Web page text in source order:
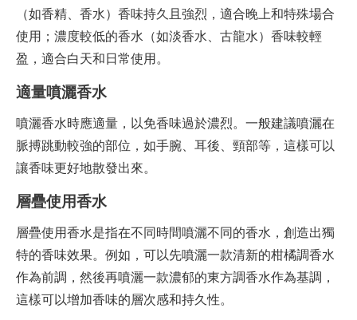
（如香精、香水）香味持久且強烈，適合晚上和特殊場合
使用；濃度較低的香水（如淡香水、古龍水）香味較輕
盈，適合白天和日常使用。
適量噴灑香水
噴灑香水時應適量，以免香味過於濃烈。一般建議噴灑在
脈搏跳動較強的部位，如手腕、耳後、頸部等，這樣可以
讓香味更好地散發出來。
層疊使用香水
層疊使用香水是指在不同時間噴灑不同的香水，創造出獨
特的香味效果。例如，可以先噴灑一款清新的柑橘調香水
作為前調，然後再噴灑一款濃郁的東方調香水作為基調，
這樣可以增加香味的層次感和持久性。